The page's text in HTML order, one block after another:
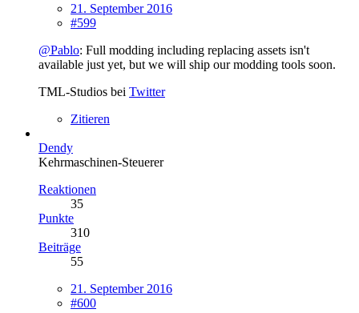
21. September 2016
#599
@Pablo: Full modding including replacing assets isn't
available just yet, but we will ship our modding tools soon.
TML-Studios bei Twitter
Zitieren
Dendy
Kehrmaschinen-Steuerer
Reaktionen
35
Punkte
310
Beiträge
55
21. September 2016
#600